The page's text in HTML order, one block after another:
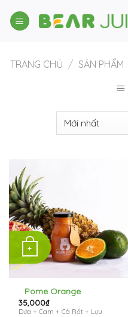
TRANG CHỦ / SẢN PHẨM
+
Pome Orange
35,000₫
Dứa + Cam + Cà Rốt + Lựu